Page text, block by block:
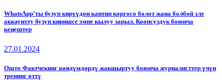
WhatsApp’ты бузуп кирүүдөн кантип коргосо болот жана болбой эле
аккаунтту бузуп киришсе эмне кылуу зарыл. Коопсуздук боюнча
кеңештер
27.01.2024
Ошто Фактчекинг көндүмдөрдү жакшыртуу боюнча журналисттер үчүн
тренинг өттү